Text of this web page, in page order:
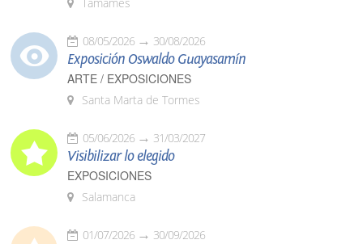
08/05/2026 30/08/2026
Exposición Oswaldo Guayasamín
ARTE / EXPOSICIONES
Santa Marta de Tormes
05/06/2026 31/03/2027
Visibilizar lo elegido
EXPOSICIONES
Salamanca
01/07/2026 30/09/2026